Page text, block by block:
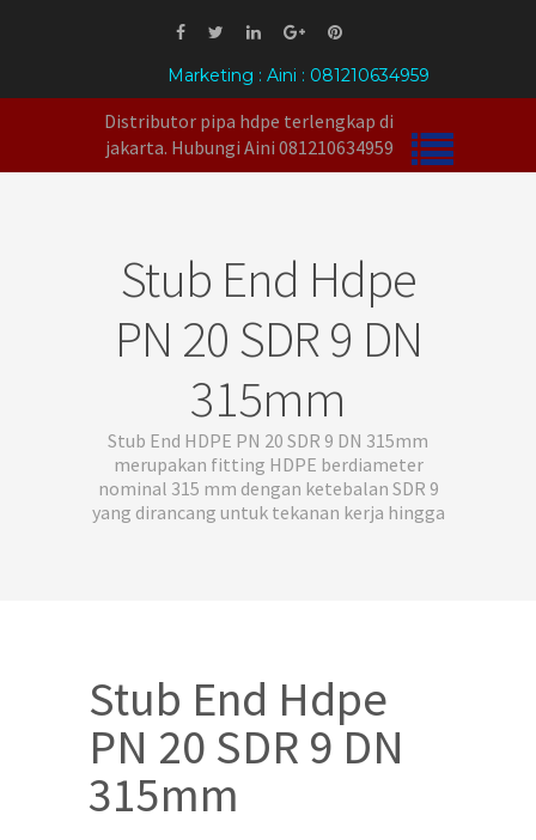
Marketing : Aini : 081210634959
Distributor pipa hdpe terlengkap di
jakarta. Hubungi Aini 081210634959
Stub End Hdpe
PN 20 SDR 9 DN
315mm
Stub End HDPE PN 20 SDR 9 DN 315mm
merupakan fitting HDPE berdiameter
nominal 315 mm dengan ketebalan SDR 9
yang dirancang untuk tekanan kerja hingga
Stub End Hdpe
PN 20 SDR 9 DN
315mm